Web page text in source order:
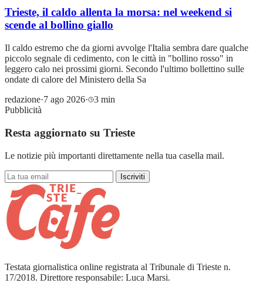
Trieste, il caldo allenta la morsa: nel weekend si
scende al bollino giallo
Il caldo estremo che da giorni avvolge l'Italia sembra dare qualche
piccolo segnale di cedimento, con le città in "bollino rosso" in
leggero calo nei prossimi giorni. Secondo l'ultimo bollettino sulle
ondate di calore del Ministero della Sa
redazione·7 ago 2026·
3 min
Pubblicità
Resta aggiornato su Trieste
Le notizie più importanti direttamente nella tua casella mail.
Iscriviti
Testata giornalistica online registrata al Tribunale di Trieste n.
17/2018. Direttore responsabile: Luca Marsi.